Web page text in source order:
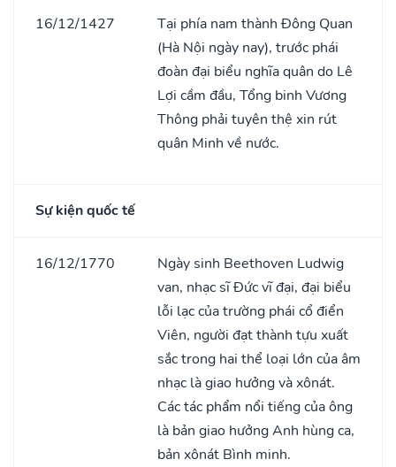
16/12/1427
Tại phía nam thành Đông Quan
(Hà Nội ngày nay), trước phái
đoàn đại biểu nghĩa quân do Lê
Lợi cầm đầu, Tổng binh Vương
Thông phải tuyên thệ xin rút
quân Minh về nước.
Sự kiện quốc tế
16/12/1770
Ngày sinh Beethoven Ludwig
van, nhạc sĩ Đức vĩ đại, đại biểu
lỗi lạc của trường phái cổ điển
Viên, người đạt thành tựu xuất
sắc trong hai thể loại lớn của âm
nhạc là giao hưởng và xônát.
Các tác phẩm nổi tiếng của ông
là bản giao hưởng Anh hùng ca,
bản xônát Bình minh.